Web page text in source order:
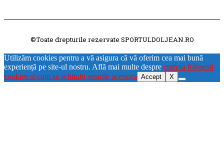
©Toate drepturile rezervate SPORTULDOLJEAN.RO
Utilizăm cookies pentru a vă asigura că vă oferim cea mai bună
experiență pe site-ul nostru. Află mai multe despre cum sa folosesti
cookies si cum sa schimbi setarile acestora Accept X